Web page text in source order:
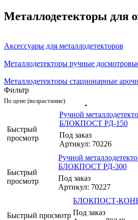
Металлодетекторы для
Аксессуары для металлодетекторов
Металлодетекторы ручные
Металлодетекторы стационарные
Фильтр
По цене (возрастание)
Быстрый
просмотр
Ручной
БЛОКПОСТ РД-150
Под заказ
Артикул: 70226
Быстрый
просмотр
Ручной
БЛОКПОСТ РД-300
Под заказ
Артикул: 70227
Быстрый просмотр
БЛОКПОСТ-
Под заказ